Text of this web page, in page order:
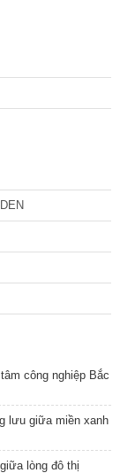
công nghiệp Bắc
lưu giữa miền xanh
lòng đô thị